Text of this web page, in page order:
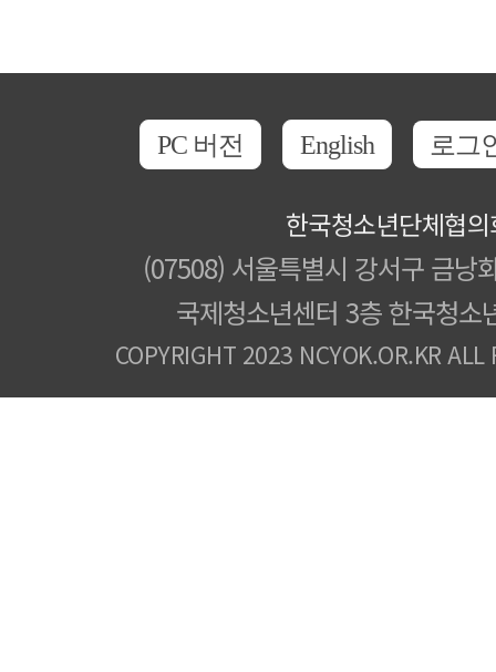
PC 버전 English 로그
한국청소년단체협
(07508) 서울특별시 강서구 금낭
국제청소년센터 3층 한국청소
COPYRIGHT 2023 NCYOK.OR.KR ALL